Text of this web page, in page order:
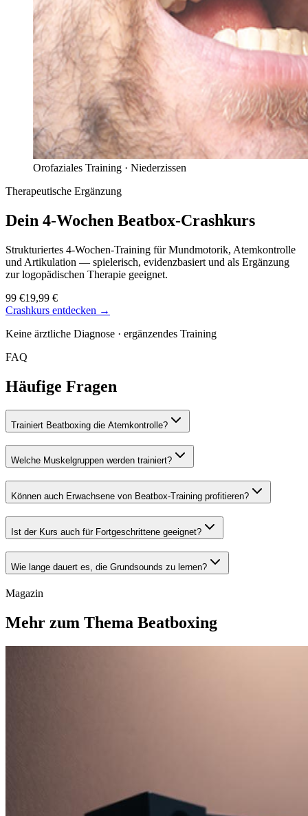
Orofaziales Training · Niederzissen
Therapeutische Ergänzung
Dein 4-Wochen Beatbox-Crashkurs
Strukturiertes 4-Wochen-Training für Mundmotorik, Atemkontrolle
und Artikulation — spielerisch, evidenzbasiert und als Ergänzung
zur logopädischen Therapie geeignet.
99 €19,99 €
Crashkurs entdecken →
Keine ärztliche Diagnose · ergänzendes Training
FAQ
Häufige Fragen
Trainiert Beatboxing die Atemkontrolle?
Welche Muskelgruppen werden trainiert?
Können auch Erwachsene von Beatbox-Training profitieren?
Ist der Kurs auch für Fortgeschrittene geeignet?
Wie lange dauert es, die Grundsounds zu lernen?
Magazin
Mehr zum Thema Beatboxing